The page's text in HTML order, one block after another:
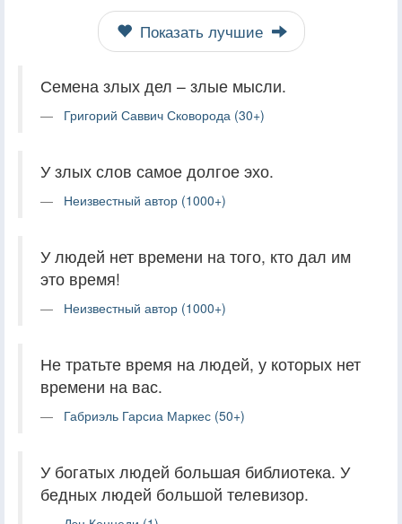
Показать лучшие
Семена злых дел – злые мысли.
Григорий Саввич Сковорода (30+)
У злых слов самое долгое эхо.
Неизвестный автор (1000+)
У людей нет времени на того, кто дал им
это время!
Неизвестный автор (1000+)
Не тратьте время на людей, у которых нет
времени на вас.
Габриэль Гарсиа Маркес (50+)
У богатых людей большая библиотека. У
бедных людей большой телевизор.